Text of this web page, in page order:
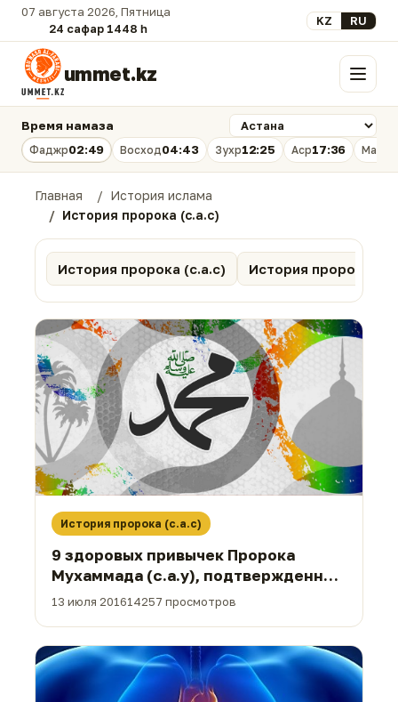
07 августа 2026, Пятница
24 сафар 1448 һ.
Выберите язык
KZ RU
ummet.kz Меню
Время намаза
Фаджр02:49 Восход04:43 Зухр12:25 Аср17:36
Главная
История ислама
История пророка (с.а.с)
История пророка (с.а.с) История пророков
История пророка (с.а.с)
9 здоровых привычек Пророка
Мухаммада (с.а.у), подтвержденных
наукой
13 июля 201614257 просмотров